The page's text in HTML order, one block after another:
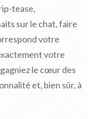
tease,
sur le chat, faire
votre
votre
le cœur des
et, bien sûr, à